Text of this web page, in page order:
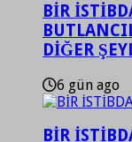
BİR
DİĞER
6 gün ago
BİR